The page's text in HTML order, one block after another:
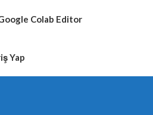
Colab Editor
Yap